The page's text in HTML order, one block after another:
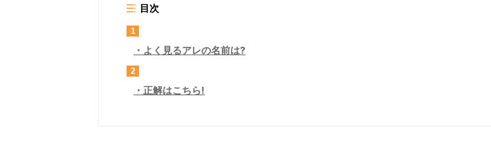
目次
1
よく見るアレの名前は?
2
正解はこちら!